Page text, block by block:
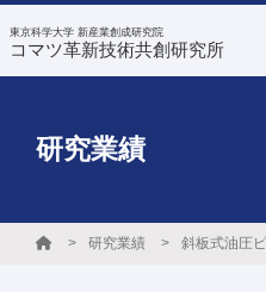
東京科学大学 新産業創成研究院
コマツ革新技術共創研究所
研究業績
研究業績